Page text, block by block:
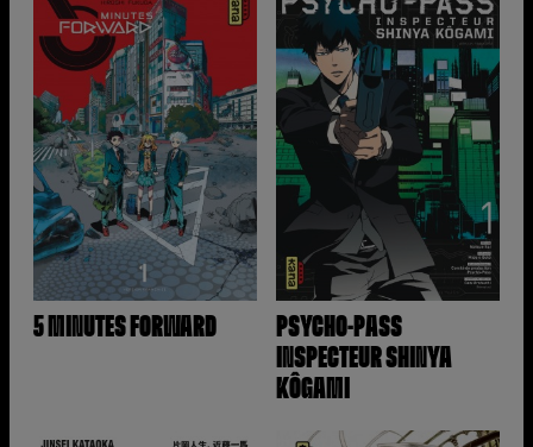
5 MINUTES FORWARD
PSYCHO-PASS
INSPECTEUR SHINYA
KÔGAMI